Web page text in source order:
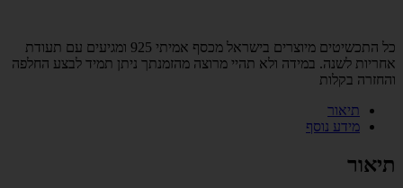
כל התכשיטים מיוצרים בישראל מכסף אמיתי 925 ומגיעים עם תעודת
אחריות לשנה. במידה ולא תהיי מרוצה מהזמנתך ניתן תמיד לבצע החלפה
והחזרה בקלות
תיאור
מידע נוסף
תיאור